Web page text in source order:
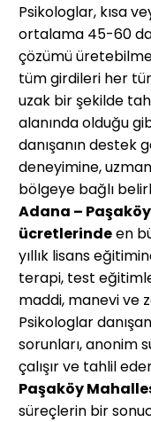
Psikologlar, kısa
ortalama 45-60
çözümü
tüm girdileri her
uzak bir şekilde
alanında olduğu
danışanın destek
deneyimine,
bölgeye bağlı
Adana –
ücretlerindeen
yıllık lisans
terapi, test
maddi, manevi ve
Psikologlar
sorunları, anonim
çalışır ve tahlil
Paşaköy
süreçlerin bir